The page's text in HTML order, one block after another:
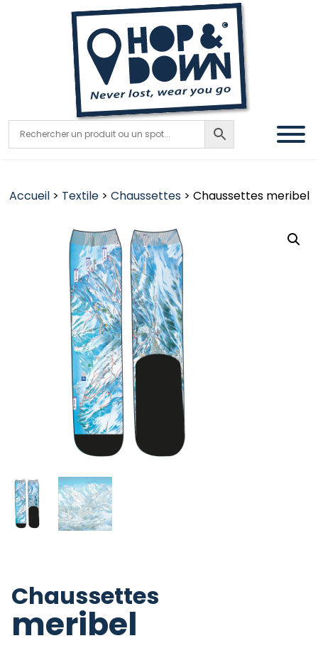
Accueil> Textile> Chaussettes> Chaussettes meribel
Chaussettes
meribel